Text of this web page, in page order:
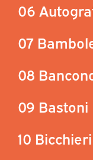
06
07
08
09 Bastoni
10